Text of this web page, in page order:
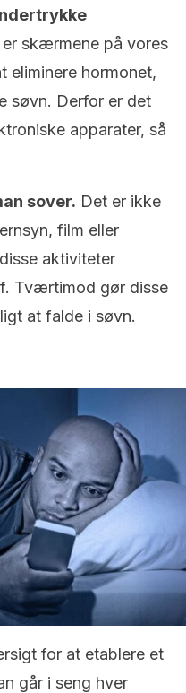
skærmene på vores
eliminere hormonet,
søvn. Derfor er det
apparater, så
sover. Det er ikke
film eller
aktiviteter
Tværtimod gør disse
at falde i søvn.
for at etablere et
går i seng hver